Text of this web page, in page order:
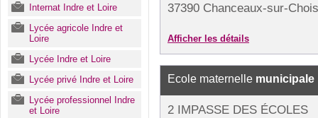
Internat Indre et Loire
Lycée agricole Indre et
Loire
Lycée Indre et Loire
Lycée privé Indre et Loire
Lycée professionnel Indre
et Loire
37390 Chanceaux-sur-
Afficher les détails
Ecole maternelle municipale
2 IMPASSE DES ÉCOLES